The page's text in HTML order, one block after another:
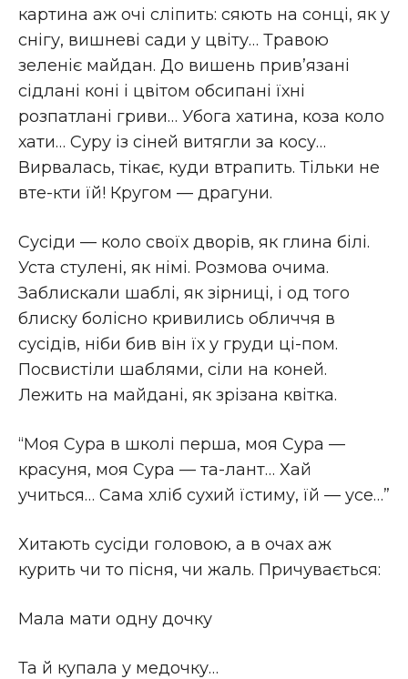
картина аж очі сліпить: сяють на сонці, як у
снігу, вишневі сади у цвіту… Травою
зеленіє майдан. До вишень прив’язані
сідлані коні і цвітом обсипані їхні
розпатлані гриви… Убога хатина, коза коло
хати… Суру із сіней витягли за косу…
Вирвалась, тікає, куди втрапить. Тільки не
вте-кти їй! Кругом — драгуни.
Сусіди — коло своїх дворів, як глина білі.
Уста стулені, як німі. Розмова очима.
Заблискали шаблі, як зірниці, і од того
блиску болісно кривились обличчя в
сусідів, ніби бив він їх у груди ці-пом.
Посвистіли шаблями, сіли на коней.
Лежить на майдані, як зрізана квітка.
“Моя Сура в школі перша, моя Сура —
красуня, моя Сура — та-лант… Хай
учиться… Сама хліб сухий їстиму, їй — усе…”
Хитають сусіди головою, а в очах аж
курить чи то пісня, чи жаль. Причувається:
Мала мати одну дочку
Та й купала у медочку…